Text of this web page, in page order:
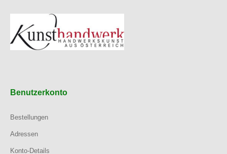
Benutzerkonto
Bestellungen
Adressen
Konto-Details